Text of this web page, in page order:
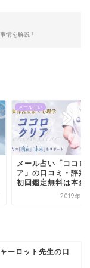
情を解説！
メール占い
メール占い「ココロ
ア」の口コミ・評判
初回鑑定無料は本当
2019年5
ーロット先生の口